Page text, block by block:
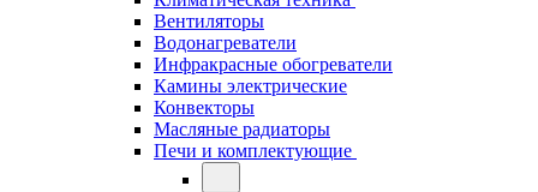
Вентиляторы
Водонагреватели
Инфракрасные обогреватели
Камины электрические
Конвекторы
Масляные радиаторы
Печи и комплектующие